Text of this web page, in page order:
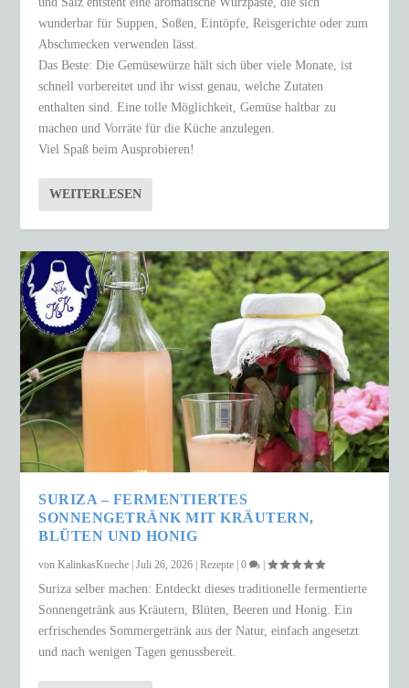
wunderbar für Suppen, Soßen, Eintöpfe, Reisgerichte oder zum
Abschmecken verwenden lässt.
Das Beste: Die Gemüsewürze hält sich über viele Monate, ist
schnell vorbereitet und ihr wisst genau, welche Zutaten
enthalten sind. Eine tolle Möglichkeit, Gemüse haltbar zu
machen und Vorräte für die Küche anzulegen.
Viel Spaß beim Ausprobieren!
WEITERLESEN
SURIZA – FERMENTIERTES
SONNENGETRÄNK MIT KRÄUTERN,
BLÜTEN UND HONIG
vonKalinkasKueche |Juli 26, 2026 |Rezepte |0 |
Suriza selber machen: Entdeckt dieses traditionelle fermentierte
Sonnengetränk aus Kräutern, Blüten, Beeren und Honig. Ein
erfrischendes Sommergetränk aus der Natur, einfach angesetzt
und nach wenigen Tagen genussbereit.